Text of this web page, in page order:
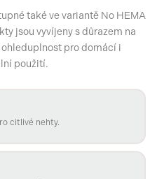
také ve variantě No HEMA
jsou vyvíjeny s důrazem na
pro domácí i
použití.
citlivé nehty.